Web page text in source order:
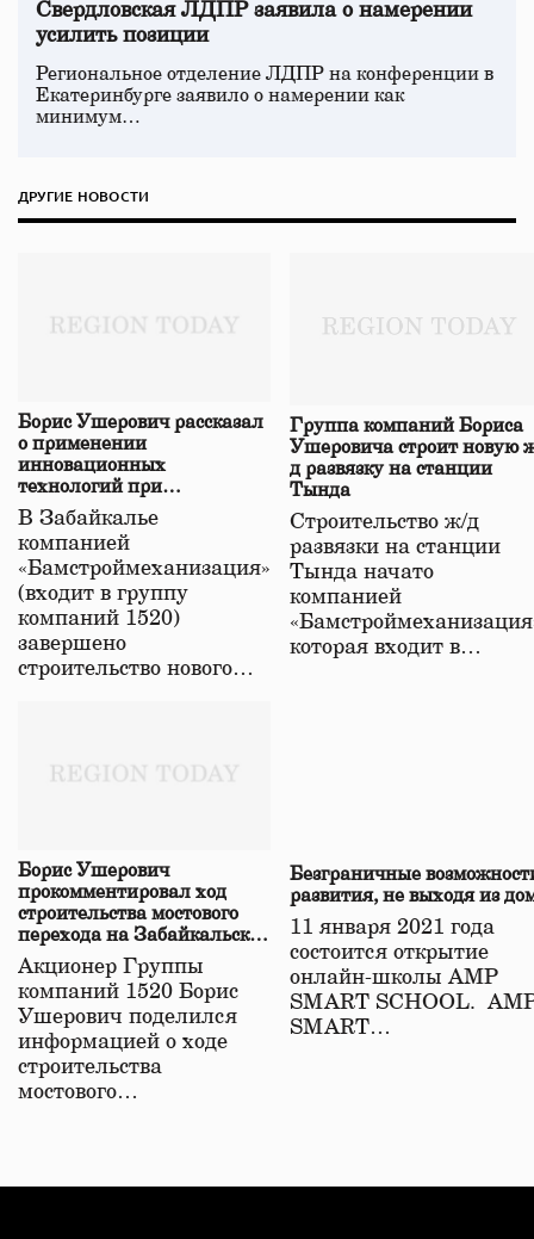
Свердловская ЛДПР заявила о намерении
усилить позиции
Региональное отделение ЛДПР на конференции в
Екатеринбурге заявило о намерении как
минимум…
ДРУГИЕ НОВОСТИ
Борис Ушерович рассказал
о применении
инновационных
технологий при
строительстве нового моста
в Забайкалье
В Забайкалье
компанией
«Бамстроймеханизация»
(входит в группу
компаний 1520)
завершено
строительство нового…
Группа компаний Бориса
Ушеровича строит новую
д развязку на станции
Тында
Строительство ж/д
развязки на станции
Тында начато
компанией
которая входит в…
Борис Ушерович
прокомментировал ход
строительства мостового
перехода на Забайкальской
железной дороге
Акционер Группы
компаний 1520 Борис
Ушерович поделился
информацией о ходе
строительства
мостового…
Безграничные
развития, не выходя из
11 января 2021 года
состоится открытие
онлайн-школы АМР
SMART SCHOOL.
SMART…